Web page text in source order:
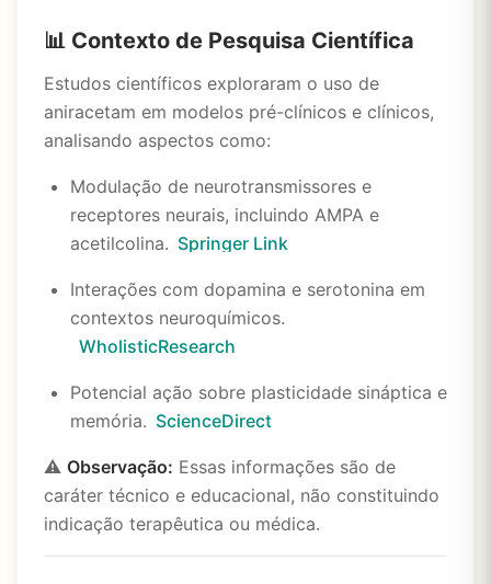
📊 Contexto de Pesquisa Científica
Estudos científicos exploraram o uso de
aniracetam em modelos pré-clínicos e clínicos,
analisando aspectos como:
Modulação de neurotransmissores e
receptores neurais, incluindo AMPA e
acetilcolina. Springer Link
Interações com dopamina e serotonina em
contextos neuroquímicos.
WholisticResearch
Potencial ação sobre plasticidade sináptica e
memória. ScienceDirect
⚠️ Observação: Essas informações são de
caráter técnico e educacional, não constituindo
indicação terapêutica ou médica.